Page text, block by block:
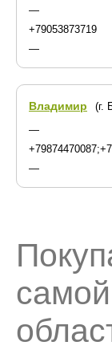
—
+79053873719
—
Владимир
(г.
—
—